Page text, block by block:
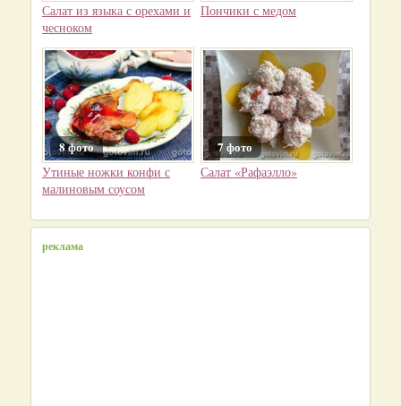
Салат из языка с орехами и
чесноком
Пончики с медом
8 фото
Утиные ножки конфи с
малиновым соусом
7 фото
Салат «Рафаэлло»
реклама